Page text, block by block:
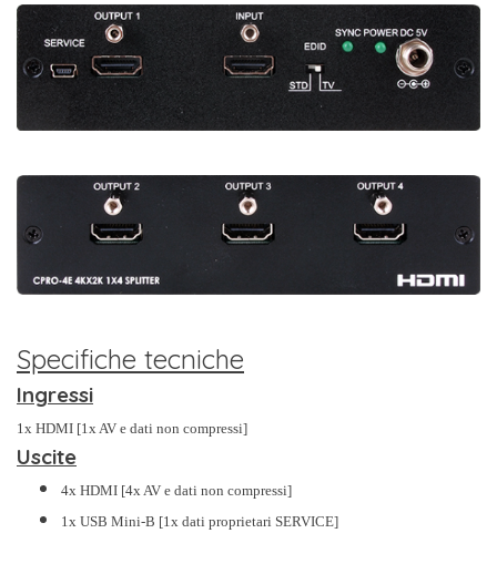
Specifiche tecniche
Ingressi
1x HDMI [1x AV e dati non compressi]
Uscite
4x HDMI [4x AV e dati non compressi]
1x USB Mini-B [1x dati proprietari SERVICE]